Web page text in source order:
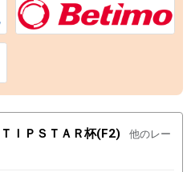
ＩＰＳＴＡＲ杯(F2)
他のレー